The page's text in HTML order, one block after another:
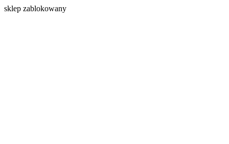
sklep zablokowany